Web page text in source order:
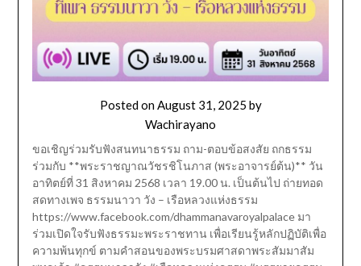
Posted onAugust 31, 2025 by
Wachirayano
ขอเชิญร่วมรับฟังสนทนาธรรม ถาม-ตอบข้อสงสัย ถกธรรม
ร่วมกับ **พระราชญาณวัชรชิโนภาส (พระอาจารย์ต้น)** วัน
อาทิตย์ที่ 31 สิงหาคม 2568 เวลา 19.00 น. เป็นต้นไป ถ่ายทอด
สดทางเพจ ธรรมนาวา วัง – เรือหลวงแห่งธรรม
https://www.facebook.com/dhammanavaroyalpalace มา
ร่วมเปิดใจรับฟังธรรมะพระราชทาน เพื่อเรียนรู้หลักปฏิบัติเพื่อ
ความพ้นทุกข์ ตามคำสอนของพระบรมศาสดาพระสัมมาสัม